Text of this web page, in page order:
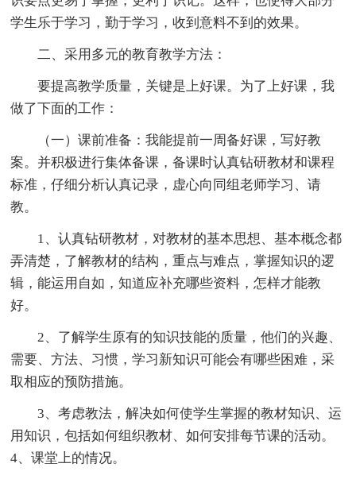
学生乐于学习，勤于学习，收到意料不到的效果。
二、采用多元的教育教学方法：
要提高教学质量，关键是上好课。为了上好课，我
做了下面的工作：
（一）课前准备：我能提前一周备好课，写好教
案。并积极进行集体备课，备课时认真钻研教材和课程
标准，仔细分析认真记录，虚心向同组老师学习、请
教。
1、认真钻研教材，对教材的基本思想、基本概念都
弄清楚，了解教材的结构，重点与难点，掌握知识的逻
辑，能运用自如，知道应补充哪些资料，怎样才能教
好。
2、了解学生原有的知识技能的质量，他们的兴趣、
需要、方法、习惯，学习新知识可能会有哪些困难，采
取相应的预防措施。
3、考虑教法，解决如何使学生掌握的教材知识、运
用知识，包括如何组织教材、如何安排每节课的活动。
4、课堂上的情况。